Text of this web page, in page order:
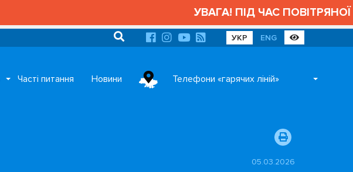
УВАГА! ПІД ЧАС ПОВІТРЯНОЇ
УКР ENG
Часті питання Новини Телефони «гарячих ліній»
05.03.2026